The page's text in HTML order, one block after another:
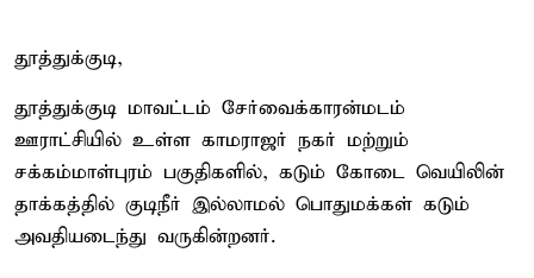
தூத்துக்குடி,
தூத்துக்குடி மாவட்டம் சேர்வைக்காரன்மடம்
ஊராட்சியில் உள்ள காமராஜர் நகர் மற்றும்
சக்கம்மாள்புரம் பகுதிகளில், கடும் கோடை வெயிலின்
தாக்கத்தில் குடிநீர் இல்லாமல் பொதுமக்கள் கடும்
அவதியடைந்து வருகின்றனர்.